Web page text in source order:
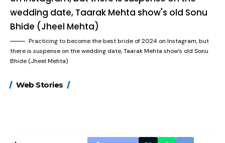
Practicing to become the best bride of 2024 on Instagram, but
there is suspense on the wedding date, Taarak Mehta show’s old Sonu
Bhide (Jheel Mehta)
Web Stories
FASTag के ये नए